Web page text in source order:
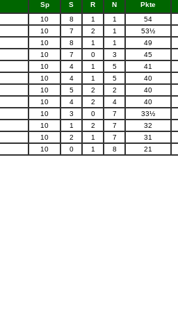
Sp S R N
Pkte
10 8 1 1
54
10 7 2 1
53½
10 8 1 1
49
10 7 0 3
45
10 4 1 5
41
10 4 1 5
40
10 5 2 2
40
10 4 2 4
40
10 3 0 7
33½
10 1 2 7
32
10 2 1 7
31
10 0 1 8 21